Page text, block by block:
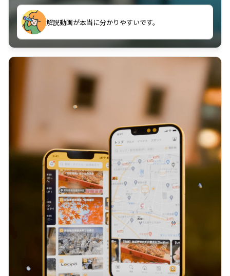
古文漢文を主に使わせていただいているが、復習する
のに非常に役立っている。
解説動画が本当に分かりやすいです。